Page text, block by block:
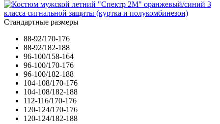
Стандартные размеры
88-92/170-176
88-92/182-188
96-100/158-164
96-100/170-176
96-100/182-188
104-108/170-176
104-108/182-188
112-116/170-176
120-124/170-176
120-124/182-188